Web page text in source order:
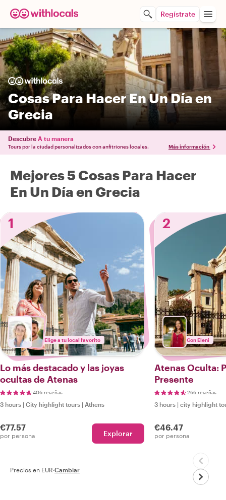
Regístrate
Cosas Para Hacer En Un Día en
Grecia
Descubre A tu manera
Tours por la ciudad personalizados con anfitriones locales. Más información
Mejores 5 Cosas Para Hacer
En Un Día en Grecia
1
Elige a tu local favorito
Lo más destacado y las joyas
ocultas de Atenas
406 reseñas
3 hours | City highlight tours | Athens
€77.57
por persona Explorar
2
Con Eleni
Atenas Oculta:
Presente
266 reseñas
3 hours | city highlight
€46.47
por persona
Precios en EUR·Cambiar